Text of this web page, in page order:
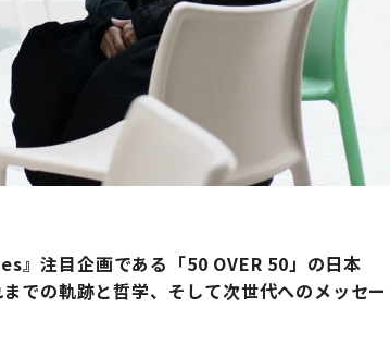
』注目企画である「50 OVER 50」の日本
での軌跡と哲学、そして次世代へのメッセー